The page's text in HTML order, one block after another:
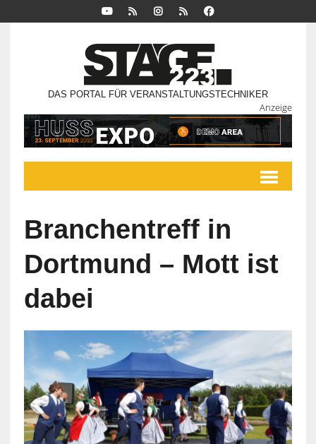
DAS PORTAL FÜR VERANSTALTUNGSTECHNIKER
Anzeige
Branchentreff in
Dortmund – Mott ist
dabei